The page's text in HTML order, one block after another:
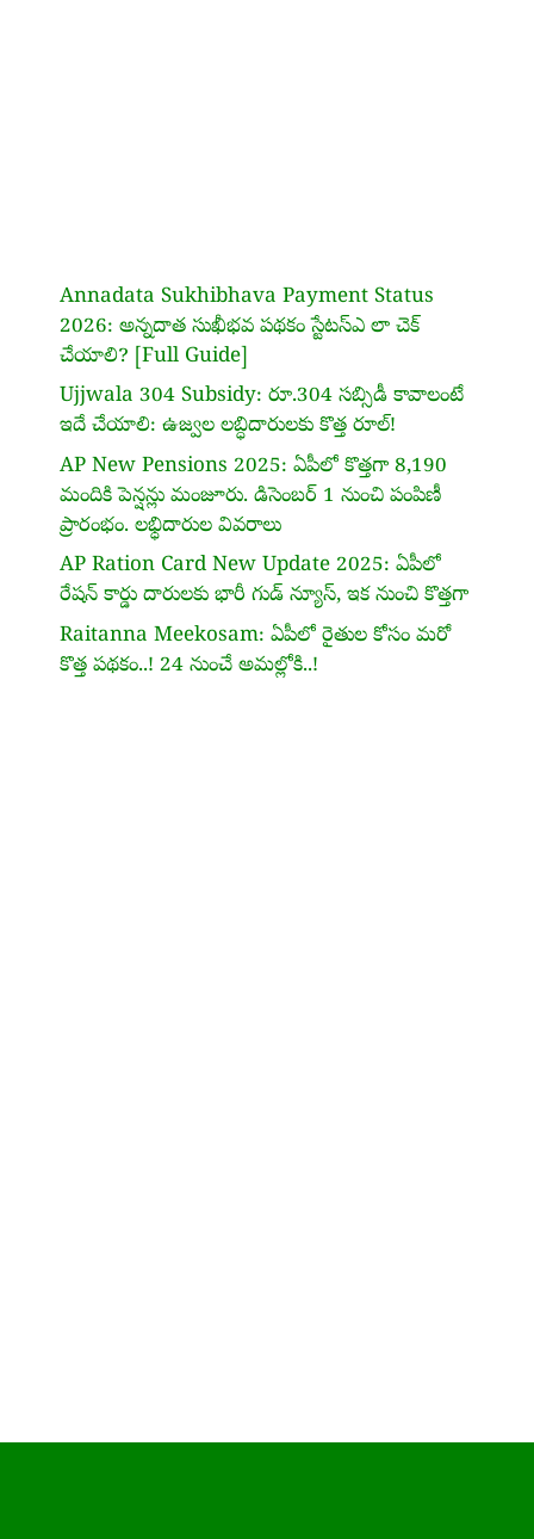
Annadata Sukhibhava Payment Status
2026: అన్నదాత సుఖీభవ పథకం స్టేటస్ఎ లా చెక్
చేయాలి? [Full Guide]
Ujjwala 304 Subsidy: రూ.304 సబ్సిడీ కావాలంటే
ఇదే చేయాలి: ఉజ్వల లబ్ధిదారులకు కొత్త రూల్!
AP New Pensions 2025: ఏపీలో కొత్తగా 8,190
మందికి పెన్షన్లు మంజూరు. డిసెంబర్ 1 నుంచి పంపిణీ
ప్రారంభం. లభ్ధిదారుల వివరాలు
AP Ration Card New Update 2025: ఏపీలో
రేషన్ కార్డు దారులకు భారీ గుడ్ న్యూస్, ఇక నుంచి కొత్తగా
Raitanna Meekosam: ఏపీలో రైతుల కోసం మరో
కొత్త పథకం..! 24 నుంచే అమల్లోకి..!